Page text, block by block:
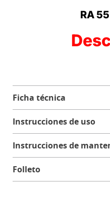
RA
Ficha técnica
Instrucciones de uso
Instrucciones de
Folleto